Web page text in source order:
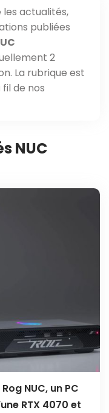
actualités,
publiées
2
La rubrique est
de nos
NUC
NUC, un PC
RTX 4070 et